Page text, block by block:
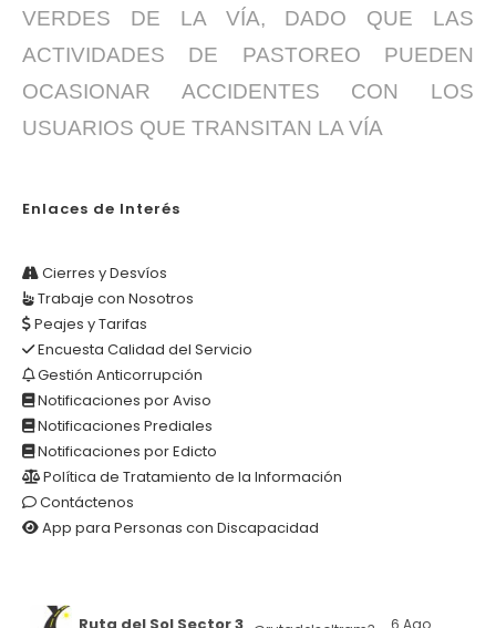
VERDES DE LA VÍA, DADO QUE LAS
ACTIVIDADES DE PASTOREO PUEDEN
OCASIONAR ACCIDENTES CON LOS
USUARIOS QUE TRANSITAN LA VÍA
Enlaces de Interés
Cierres y Desvíos
Trabaje con Nosotros
Peajes y Tarifas
Encuesta Calidad del Servicio
Gestión Anticorrupción
Notificaciones por Aviso
Notificaciones Prediales
Notificaciones por Edicto
Política de Tratamiento de la Información
Contáctenos
App para Personas con Discapacidad
6 Ago